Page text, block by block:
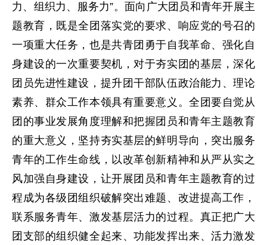
力、组织力、服务力”。面向广大团员和青年开展主
题教育，既是全团落实党的要求、响应党的号召的
一项重大任务，也是共青团勇于自我革命、强化自
身建设的一次重要契机，对于夯实团的基层，深化
团员先进性建设，提升团干部队伍政治能力、理论
素养、群众工作本领具有重要意义。全团要自觉从
团的事业发展角度理解和把握团员和青年主题教育
的重大意义，坚持夯实基层的鲜明导向，突出服务
青年的工作生命线，以改革创新精神和从严从实之
风加强自身建设，让开展团员和青年主题教育的过
程成为各级团组织破解突出难题、改进提高工作，
联系服务青年、激发基层活力的过程。真正把广大
团支部的组织健全起来、功能发挥出来、活力激发